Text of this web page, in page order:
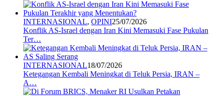
INTERNASIONAL, OPINI25/07/2026
Konflik AS-Israel dengan Iran Kini Memasuki Fase Pukulan
Ter…
INTERNASIONAL18/07/2026
Ketegangan Kembali Meningkat di Teluk Persia, IRAN –
A…